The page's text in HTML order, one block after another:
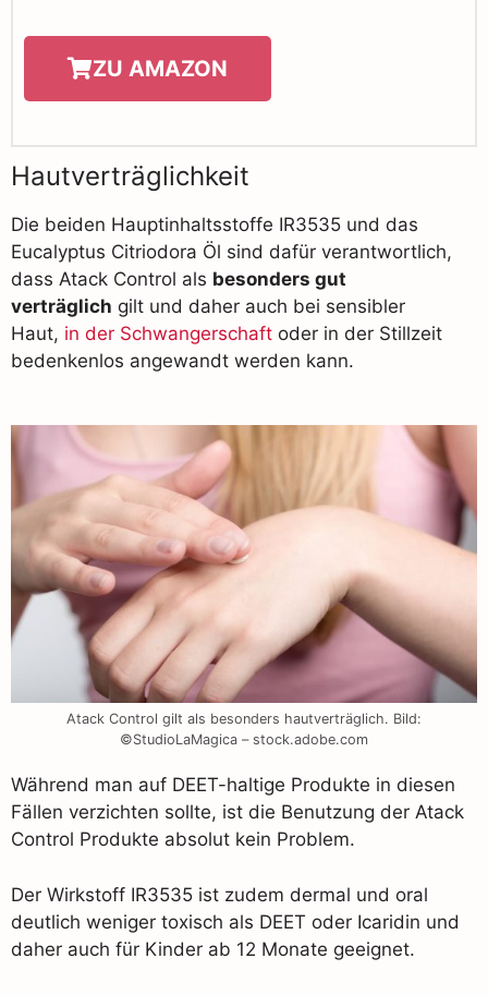
ZU AMAZON
Hautverträglichkeit
Die beiden Hauptinhaltsstoffe IR3535 und das
Eucalyptus Citriodora Öl sind dafür verantwortlich,
dass Atack Control als besonders gut
verträglich gilt und daher auch bei sensibler
Haut, in der Schwangerschaft oder in der Stillzeit
bedenkenlos angewandt werden kann.
Atack Control gilt als besonders hautverträglich. Bild:
©StudioLaMagica – stock.adobe.com
Während man auf DEET-haltige Produkte in diesen
Fällen verzichten sollte, ist die Benutzung der Atack
Control Produkte absolut kein Problem.
Der Wirkstoff IR3535 ist zudem dermal und oral
deutlich weniger toxisch als DEET oder Icaridin und
daher auch für Kinder ab 12 Monate geeignet.